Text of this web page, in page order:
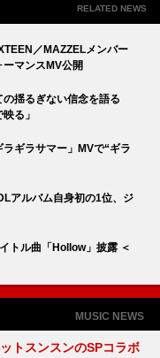
RELATED NEWS
／MAZZELメンバー
マンスMV公開
揺るぎない信念を語る
る」
ギラサマー」MVで“ギラ
アルバム自身初の1位、ジ
トル曲「Hollow」披露 ＜
MUSIC NEWS
トスンスンのSPコラボ